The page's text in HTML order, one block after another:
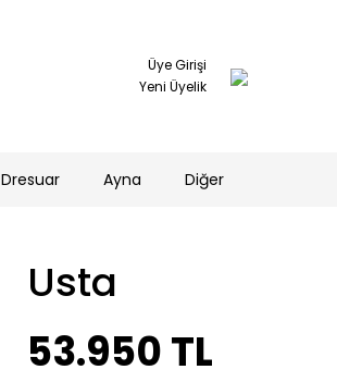
Üye Girişi
Yeni Üyelik
Dresuar Ayna Diğer
Usta
53.950 TL